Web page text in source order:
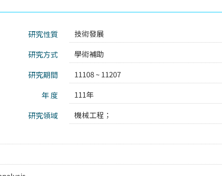
研究性質
技術發展
研究方式
學術補助
研究期間
11108 ~ 11207
年 度
111年
研究領域
機械工程；